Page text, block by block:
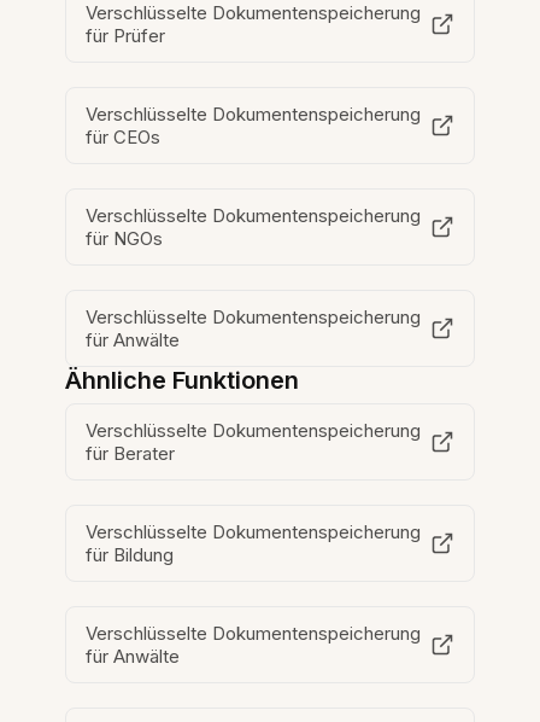
Verschlüsselte Dokumentenspeicherung
für Prüfer
Verschlüsselte Dokumentenspeicherung
für CEOs
Verschlüsselte Dokumentenspeicherung
für NGOs
Verschlüsselte Dokumentenspeicherung
für Anwälte
Ähnliche Funktionen
Verschlüsselte Dokumentenspeicherung
für Berater
Verschlüsselte Dokumentenspeicherung
für Bildung
Verschlüsselte Dokumentenspeicherung
für Anwälte